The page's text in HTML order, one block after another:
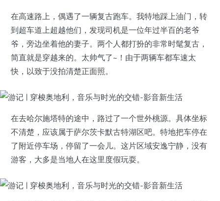
在高速路上，偶遇了一辆复古跑车。我特地踩上油门，转
到超车道上超越他们，发现司机是一位年过半百的老爷
爷，旁边坐着他的妻子。两个人都打扮的非常时髦复古，
简直就是穿越来的。太帅气了~！由于两辆车都车速太
快，以致于没拍清楚正面照。
在去哈尔施塔特的途中，路过了一个世外桃源。具体坐标
不清楚，应该属于萨尔茨卡默古特湖区吧。特地把车停在
了附近停车场，停留了一会儿。这片区域安逸宁静，没有
游客，大多是当地人在这里度假玩耍。